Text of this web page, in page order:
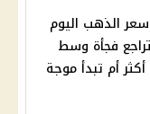
الذهب اليوم
21 الآن يتراجع فجأة وسط
أم تبدأ موجة